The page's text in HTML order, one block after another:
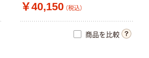
￥40,150 （税込）
商品を比較